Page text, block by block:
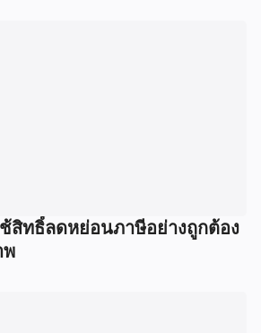
สิทธิ์ลดหย่อนภาษีอย่างถูกต้อง
พ